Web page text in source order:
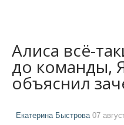
Алиса всё-
до команды,
объяснил
Екатерина Быстрова 07